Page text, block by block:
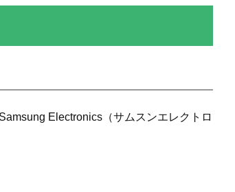
Electronics（サムスンエレクトロ